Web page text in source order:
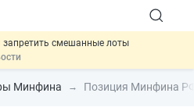
смешанные лоты
спецрежима для вкладов физлиц из
Минфина Позиция Минфина РФ